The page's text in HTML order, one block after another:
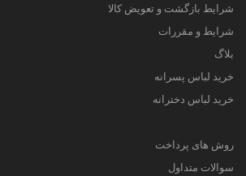
شرایط بازگشت و تعویض کالا
شرایط و مقررات
بلاگ
خرید لباس پسرانه
خرید لباس دخترانه
روش های پرداخت
سوالات متداول